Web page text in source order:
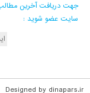
جهت دریافت آخرین مطالب
سایت عضو شوید :
Designed by dinapars.ir